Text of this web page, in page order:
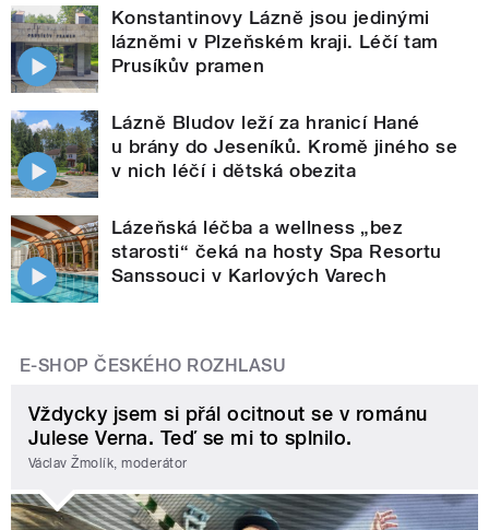
Konstantinovy Lázně jsou jedinými
lázněmi v Plzeňském kraji. Léčí tam
Prusíkův pramen
Lázně Bludov leží za hranicí Hané
u brány do Jeseníků. Kromě jiného se
v nich léčí i dětská obezita
Lázeňská léčba a wellness „bez
starosti“ čeká na hosty Spa Resortu
Sanssouci v Karlových Varech
E-SHOP ČESKÉHO ROZHLASU
Vždycky jsem si přál ocitnout se v románu
Julese Verna. Teď se mi to splnilo.
Václav Žmolík, moderátor